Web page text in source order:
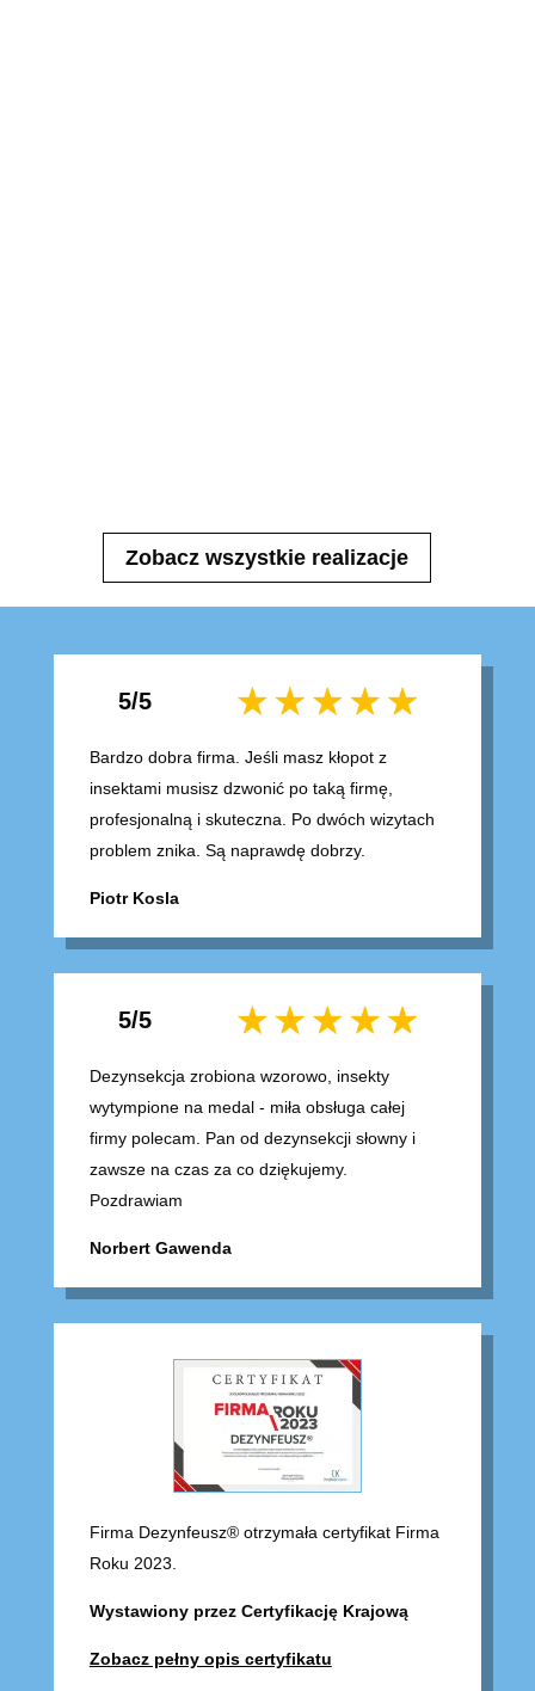
Zobacz wszystkie realizacje
5/5
Bardzo dobra firma. Jeśli masz kłopot z
insektami musisz dzwonić po taką firmę,
profesjonalną i skuteczna. Po dwóch wizytach
problem znika. Są naprawdę dobrzy.
Piotr Kosla
5/5
Dezynsekcja zrobiona wzorowo, insekty
wytympione na medal - miła obsługa całej
firmy polecam. Pan od dezynsekcji słowny i
zawsze na czas za co dziękujemy.
Pozdrawiam
Norbert Gawenda
Firma Dezynfeusz® otrzymała certyfikat Firma
Roku 2023.
Wystawiony przez Certyfikację Krajową
Zobacz pełny opis certyfikatu